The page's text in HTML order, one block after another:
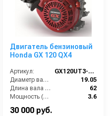
Двигатель бензиновый
Honda GX 120 QX4
Артикул:
GX120UT3-QX4
Диаметр вала (мм):
19.05
Длина вала (мм):
62
Мощность (л/с):
3.6
Объем двигателя (см3):
30 000 руб.